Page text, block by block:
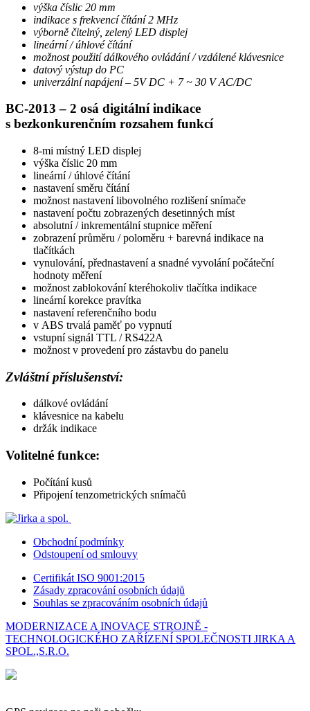
výška číslic 20 mm
indikace s frekvencí čítání 2 MHz
výborně čitelný, zelený LED displej
lineární / úhlové čítání
možnost použití dálkového ovládání / vzdálené klávesnice
datový výstup do PC
univerzální napájení – 5V DC + 7~ 30 V AC/DC
BC-2013 – 2 osá digitální indikace
s bezkonkurenčním rozsahem funkcí
8-mi místný LED displej
výška číslic 20 mm
lineární / úhlové čítání
nastavení směru čítání
možnost nastavení libovolného rozlišení snímače
nastavení počtu zobrazených desetinných míst
absolutní / inkrementální stupnice měření
zobrazení průměru / poloměru + barevná indikace na
tlačítkách
vynulování, přednastavení a snadné vyvolání počáteční
hodnoty měření
možnost zablokování kteréhokoliv tlačítka indikace
lineární korekce pravítka
nastavení referenčního bodu
v ABS trvalá paměť po vypnutí
vstupní signál TTL / RS422A
možnost v provedení pro zástavbu do panelu
Zvláštní příslušenství:
dálkové ovládání
klávesnice na kabelu
držák indikace
Volitelné funkce:
Počítání kusů
Připojení tenzometrických snímačů
Obchodní podmínky
Odstoupení od smlouvy
Certifikát ISO 9001:2015
Zásady zpracování osobních údajů
Souhlas se zpracováním osobních údajů
MODERNIZACE A INOVACE STROJNĚ -
TECHNOLOGICKÉHO ZAŘÍZENÍ SPOLEČNOSTI JIRKA A
SPOL.,S.R.O.